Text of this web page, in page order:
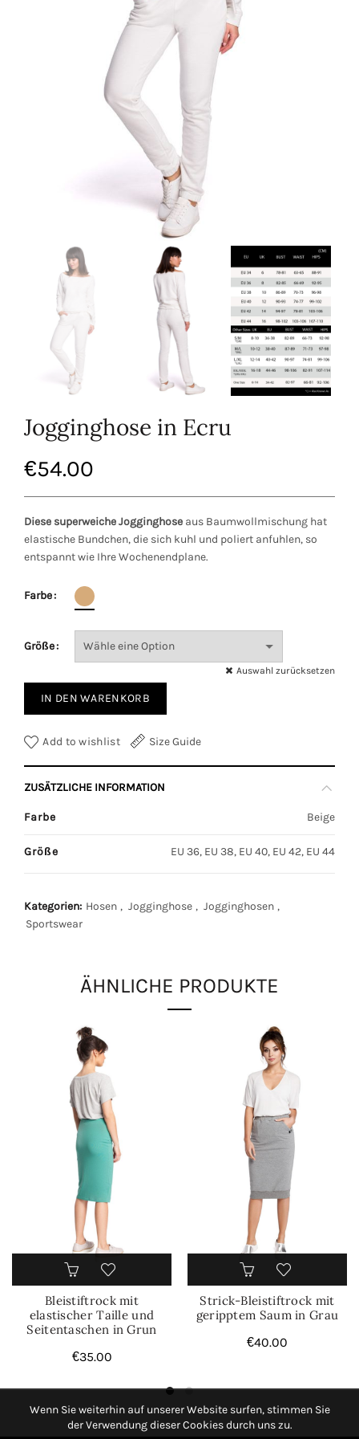
Jogginghose in Ecru
€54.00
Diese superweiche Jogginghose aus Baumwollmischung hat
elastische Bundchen, die sich kuhl und poliert anfuhlen, so
entspannt wie Ihre Wochenendplane.
Farbe
Größe
Auswahl zurücksetzen
IN DEN WARENKORB
Add to wishlist Size Guide
ZUSÄTZLICHE INFORMATION
Farbe Beige
Größe EU 36, EU 38, EU 40, EU 42, EU 44
Kategorien: Hosen , Jogginghose , Jogginghosen ,
Sportswear
ÄHNLICHE PRODUKTE
Bleistiftrock mit
elastischer Taille und
Seitentaschen in Grun
€35.00
Strick-Bleistiftrock mit
geripptem Saum in Grau
€40.00
Wenn Sie weiterhin auf unserer Website surfen, stimmen Sie
der Verwendung dieser Cookies durch uns zu.